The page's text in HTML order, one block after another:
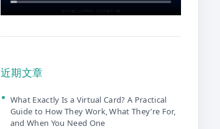
近期文章
What Exactly Is a Virtual Card? A Practical
Guide to How They Work, What They’re For,
and When You Need One